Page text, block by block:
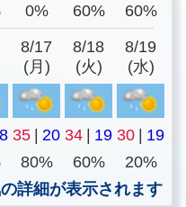
0% 60% 60%
8/17
(月)
8/18
(火)
8/19
(水)
35 | 20 34 | 19 30 | 19
80% 60%
20%
詳細が表示されます